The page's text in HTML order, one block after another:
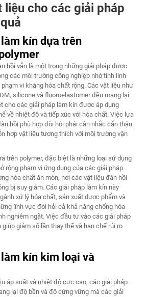
liệu cho các giải pháp
kín dựa trên
hồi vẫn là một trong những giải pháp được
các môi trường công nghiệp nhờ tính linh
vi kháng hóa chất rộng. Các vật liệu như
silicone và fluoroelastomer đều mang lại
cho các giải pháp làm kín được áp dụng
về nhiệt độ và tiếp xúc với hóa chất. Việc lựa
hồi phù hợp đòi hỏi phải cân nhắc cẩn thận
hợp vật liệu tương thích với môi trường vận
trên polymer, đặc biệt là những loại sử dụng
rộng phạm vi ứng dụng của các giải pháp
hóa chất ăn mòn, nơi các vật liệu đàn hồi
bị suy giảm. Các giải pháp làm kín này
xử lý hóa chất, sản xuất dược phẩm và
lĩnh vực đòi hỏi cả khả năng chống hóa
nghiêm ngặt. Việc đầu tư vào các giải pháp
giảm số lần thay thế và hạn chế rủi ro
kín kim loại và
áp suất và nhiệt độ cực cao, các giải pháp
lại độ bền và độ cứng vững mà các giải